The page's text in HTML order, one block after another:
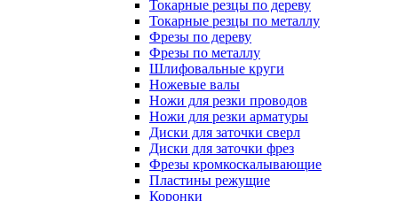
Токарные резцы по дереву
Токарные резцы по металлу
Фрезы по дереву
Фрезы по металлу
Шлифовальные круги
Ножевые валы
Ножи для резки проводов
Ножи для резки арматуры
Диски для заточки сверл
Диски для заточки фрез
Фрезы кромкоскалывающие
Пластины режущие
Коронки